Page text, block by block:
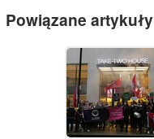
Powiązane artykuły